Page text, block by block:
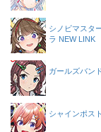
シノビマスタ
ラ NEW LINK
ガールズバン
シャインポスト